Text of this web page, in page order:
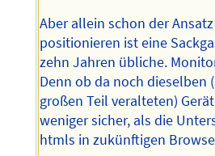
Aber allein schon der
positionieren ist eine
zehn Jahren übliche.
Denn ob da noch dieselben
großen Teil veralteten)
weniger sicher, als die
htmls in zukünftigen